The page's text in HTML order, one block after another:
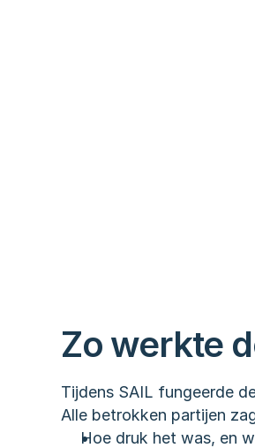
Zo werkte
Tijdens SAIL fungeerde
Alle betrokken partijen
Hoe druk het was, en